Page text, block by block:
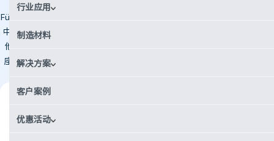
行业应用
制造材料
解决方案
客户案例
优惠活动
Füllen 成立于 2023 年，开发了 MiniMolder 紧凑型 220V 注塑系统，用于
中低批量生产。借助 Xometry 择幂科技 的 CNC 加工和放电加工服务，
他们生产了 5754、6082 和 7075 铝合金部件（支架盖、模具支架、针
座、电机底座、推块）以及 1.2738 工具钢模具，表面采用喷砂处理。平
机械制造